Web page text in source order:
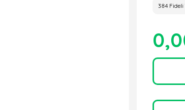
384 Fideli